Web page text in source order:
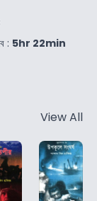
: 5hr 22min
View All